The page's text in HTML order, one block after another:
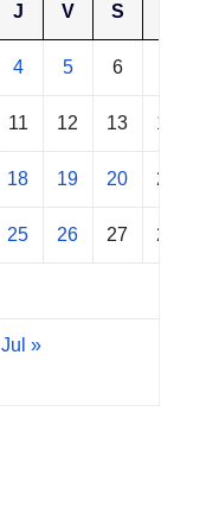
J V S
4 5 6
11 12 13 14
18 19 20 21
25 26 27 28
Jul »